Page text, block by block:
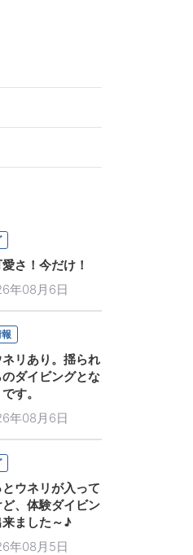
さ！今だけ！
年08月6日
リあり。揺られ
ダイビングとな
す。
年08月6日
ウネリが入って
ど、体験ダイビン
来ました～♪
年08月5日